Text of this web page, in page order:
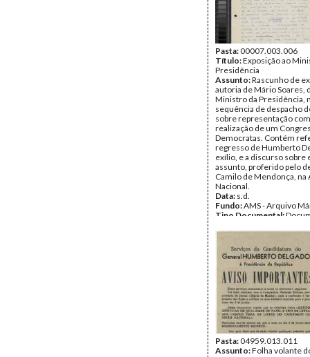
Pasta:00007.003.006
Título:Exposição ao
Presidência
Assunto:Rascunho de
autoria de Mário Soares,
Ministro da Presidência,
sequência de despacho
sobre representação
realização de um
Democratas. Contém
regresso de Humberto
exílio, e a discurso sobre
assunto, proferido pelo
Camilo de Mendonça, na
Nacional.
Data: s.d.
Fundo:AMS - Arquivo
Tipo Documental:
Pasta:04959.013.011
Assunto:Folha volante